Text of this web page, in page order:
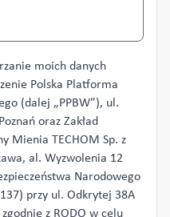
moich danych
Polska Platforma
(dalej „PPBW”), ul.
oraz Zakład
Mienia TECHOM Sp. z
al. Wyzwolenia 12
Narodowego
przy ul. Odkrytej 38A
z RODO w celu